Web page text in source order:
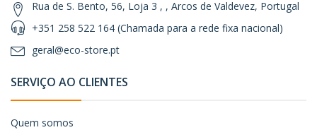
Rua de S. Bento, 56, Loja 3 , , Arcos de Valdevez, Portugal
+351 258 522 164 (Chamada para a rede fixa nacional)
geral@eco-store.pt
SERVIÇO AO CLIENTES
Quem somos